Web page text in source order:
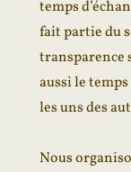
temps
fait partie du
transparence
aussi le
les uns des
Nous